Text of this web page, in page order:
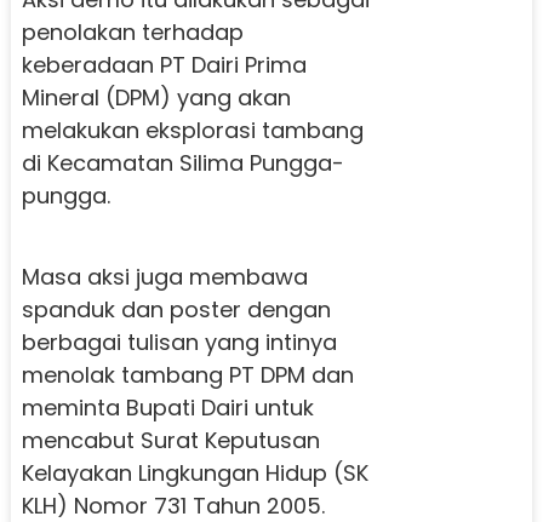
penolakan terhadap
keberadaan PT Dairi Prima
Mineral (DPM) yang akan
melakukan eksplorasi tambang
di Kecamatan Silima Pungga-
pungga.
Masa aksi juga membawa
spanduk dan poster dengan
berbagai tulisan yang intinya
menolak tambang PT DPM dan
meminta Bupati Dairi untuk
mencabut Surat Keputusan
Kelayakan Lingkungan Hidup (SK
KLH) Nomor 731 Tahun 2005.